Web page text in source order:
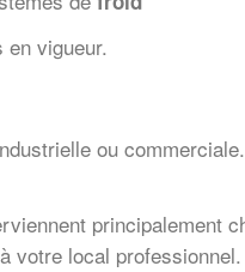
en vigueur.
ou
principalement
votre local professionnel.